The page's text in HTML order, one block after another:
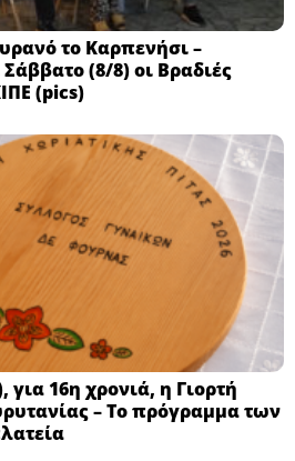
το Καρπενήσι –
(8/8) οι Βραδιές
(pics)
16η χρονιά, η Γιορτή
– Το πρόγραμμα των